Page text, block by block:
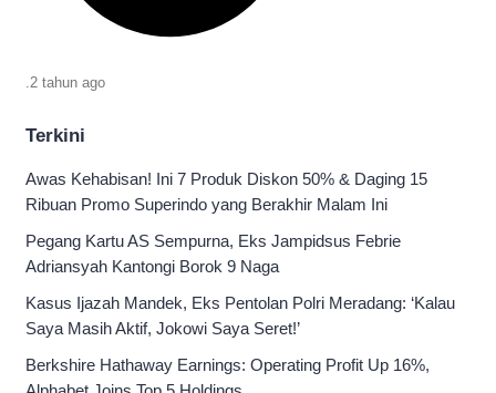
.2 tahun ago
Terkini
Awas Kehabisan! Ini 7 Produk Diskon 50% & Daging 15
Ribuan Promo Superindo yang Berakhir Malam Ini
Pegang Kartu AS Sempurna, Eks Jampidsus Febrie
Adriansyah Kantongi Borok 9 Naga
Kasus Ijazah Mandek, Eks Pentolan Polri Meradang: ‘Kalau
Saya Masih Aktif, Jokowi Saya Seret!’
Berkshire Hathaway Earnings: Operating Profit Up 16%,